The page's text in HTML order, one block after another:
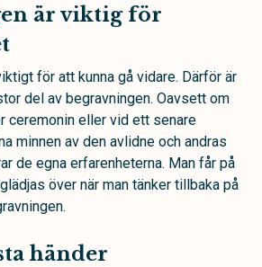
är viktig för
för att kunna gå vidare. Därför är
del av begravningen. Oavsett om
ceremonin eller vid ett senare
minnen av den avlidne och andras
de egna erfarenheterna. Man får på
över när man tänker tillbaka på
händer